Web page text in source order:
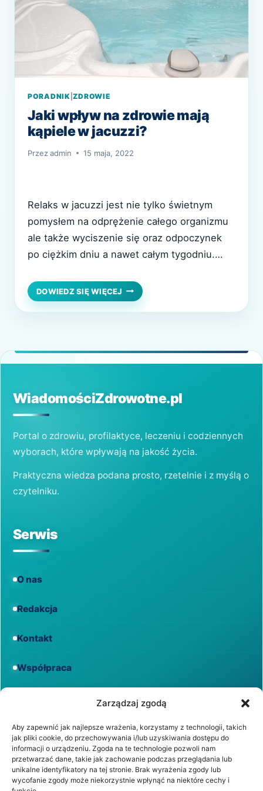
Zarządzaj zgodą
Aby zapewnić jak najlepsze wrażenia, korzystamy z technologii, takich
jak pliki cookie, do przechowywania i/lub uzyskiwania dostępu do
informacji o urządzeniu. Zgoda na te technologie pozwoli nam
przetwarzać dane, takie jak zachowanie podczas przeglądania lub
unikalne identyfikatory na tej stronie. Brak wyrażenia zgody lub
wycofanie zgody może niekorzystnie wpłynąć na niektóre cechy i
PORADNIK |ZDROWIE
Jaki wpływ na zdrowie mają
kąpiele w jacuzzi?
Przezadmin 15 maja, 2022
Relaks w jacuzzi jest nie tylko świetnym
pomysłem na odprężenie całego organizmu
ale także wyciszenie się oraz odpoczynek
po ciężkim dniu a nawet całym tygodniu.
tego, że poza samą przyjemnością jaką daje
przebywanie w wodzie, z pobytu w jacuzzi
DOWIEDZ SIĘ WIĘCEJ JAKI
WPŁYW
NA
WiadomościZdrowotne.pl
Portal o zdrowiu, profilaktyce, leczeniu i codziennych
wyborach, które wpływają na jakość życia.
Praktyczna wiedza podana prosto, rzetelnie i z myślą o
czytelniku.
Serwis
O nas
Redakcja
Kontakt
Współpraca
Regulamin
Polityka prywatności